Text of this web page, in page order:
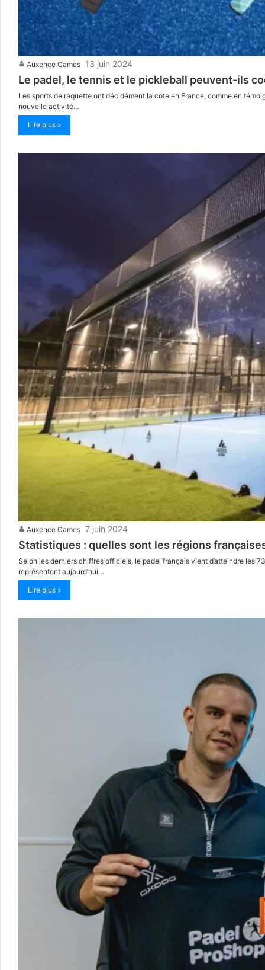
Auxence Cames 13 juin 2024
Le padel, le tennis et le pickleball peuvent-ils
Les sports de raquette ont décidément la cote en France, comme en
nouvelle activité…
Lire plus »
Auxence Cames 7 juin 2024
Statistiques : quelles sont les régions
Selon les derniers chiffres officiels, le padel français vient d’atteindre les
représentent aujourd’hui…
Lire plus »